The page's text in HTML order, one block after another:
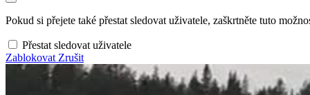
Pokud si přejete také přestat sledovat uživatele, zaškrtněte tuto
Přestat sledovat uživatele
Zablokovat Zrušit